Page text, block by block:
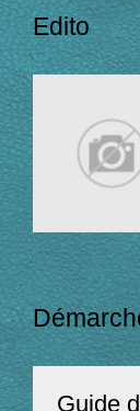
Edito
Guide